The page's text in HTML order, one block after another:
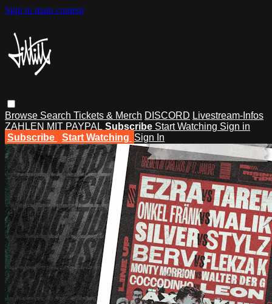
Skip to main content
Browse Search Tickets & Merch DISCORD Livestream-Infos
ZAHLEN MIT PAYPAL Subscribe Start Watching Sign in
Subscribe
Start Watching Sign In